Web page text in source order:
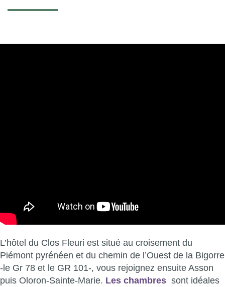
L’hôtel du Clos Fleuri est situé au croisement du
Piémont pyrénéen et du chemin de l’Ouest de la Bigorre
-le Gr 78 et le GR 101-, vous rejoignez ensuite Asson
puis Oloron-Sainte-Marie. Les chambres sont idéales